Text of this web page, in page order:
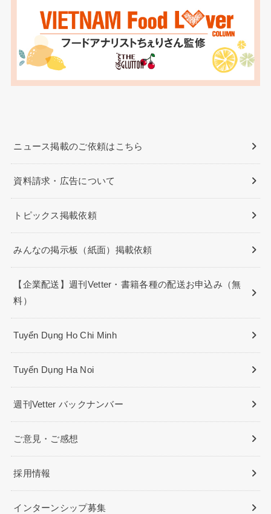
ニュース掲載のご依頼はこちら
資料請求・広告について
トピックス掲載依頼
みんなの掲示板（紙面）掲載依頼
【企業配送】週刊Vetter・書籍各種の配送お申込み（無
料）
Tuyển Dụng Ho Chi Minh
Tuyển Dụng Ha Noi
週刊Vetter バックナンバー
ご意見・ご感想
採用情報
インターンシップ募集